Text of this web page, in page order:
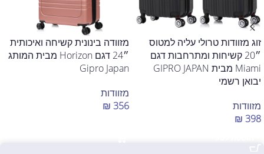
זוג מזוודות טרולי עליה למטוס
״20 קשיחות ומתרחבות דגם
Miami מבית GIPRO JAPAN
יבואן רשמי
מזוודות
₪ 398
מזוודה בינונית קשיחה ואיכותית
״24 דגם Horizon מבית המותג
Gipro Japan
מזוודות
₪ 356